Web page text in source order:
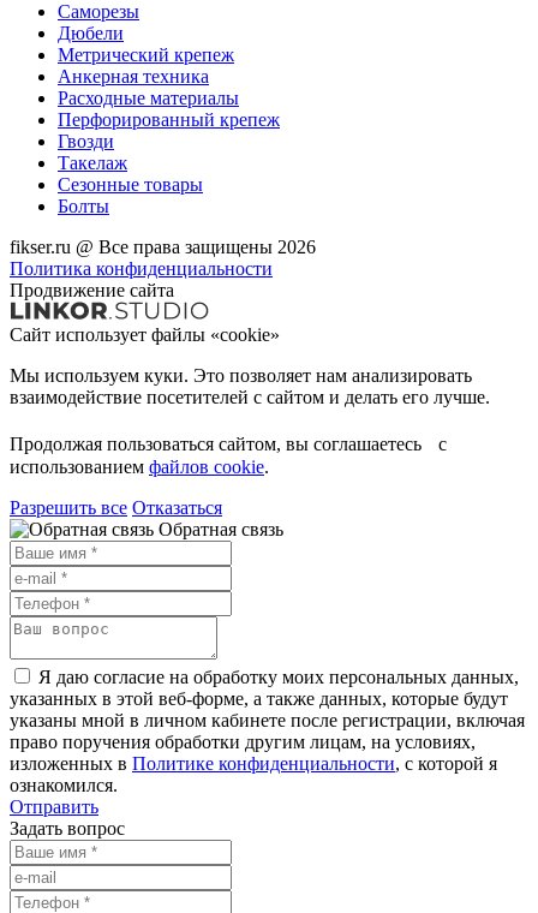
Саморезы
Дюбели
Метрический крепеж
Анкерная техника
Расходные материалы
Перфорированный крепеж
Гвозди
Такелаж
Сезонные товары
Болты
fikser.ru @ Все права защищены 2026
Политика конфиденциальности
Продвижение сайта
Сайт использует файлы «cookie»
Мы используем куки. Это позволяет нам анализировать
взаимодействие посетителей с сайтом и делать его лучше.
Продолжая пользоваться сайтом, вы соглашаетесь с
использованием файлов cookie.
Разрешить все Отказаться
Обратная связь
Я даю согласие на обработку моих персональных данных,
указанных в этой веб-форме, а также данных, которые будут
указаны мной в личном кабинете после регистрации, включая
право поручения обработки другим лицам, на условиях,
изложенных в Политике конфиденциальности, с которой я
ознакомился.
Отправить
Задать вопрос